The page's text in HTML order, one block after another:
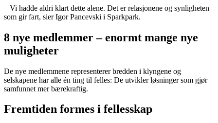
– Vi hadde aldri klart dette alene. Det er relasjonene og synligheten
som gir fart, sier Igor Pancevski i Sparkpark.
8 nye medlemmer – enormt mange nye
muligheter
De nye medlemmene representerer bredden i klyngene og
selskapene har alle én ting til felles: De utvikler løsninger som gjør
samfunnet mer bærekraftig.
Fremtiden formes i fellesskap